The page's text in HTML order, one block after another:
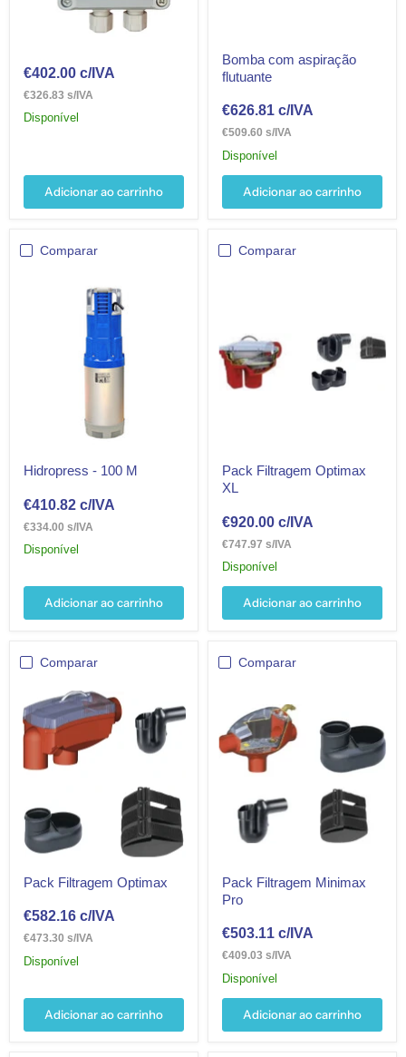
€402.00 c/IVA
€326.83 s/IVA
Disponível
Adicionar ao carrinho
Bomba com aspiração
flutuante
€626.81 c/IVA
€509.60 s/IVA
Disponível
Adicionar ao carrinho
Comparar
Hidropress - 100 M
€410.82 c/IVA
€334.00 s/IVA
Disponível
Adicionar ao carrinho
Comparar
Pack Filtragem Optimax
XL
€920.00 c/IVA
€747.97 s/IVA
Disponível
Adicionar ao carrinho
Comparar
Pack Filtragem Optimax
€582.16 c/IVA
€473.30 s/IVA
Disponível
Adicionar ao carrinho
Comparar
Pack Filtragem Minimax
Pro
€503.11 c/IVA
€409.03 s/IVA
Disponível
Adicionar ao carrinho